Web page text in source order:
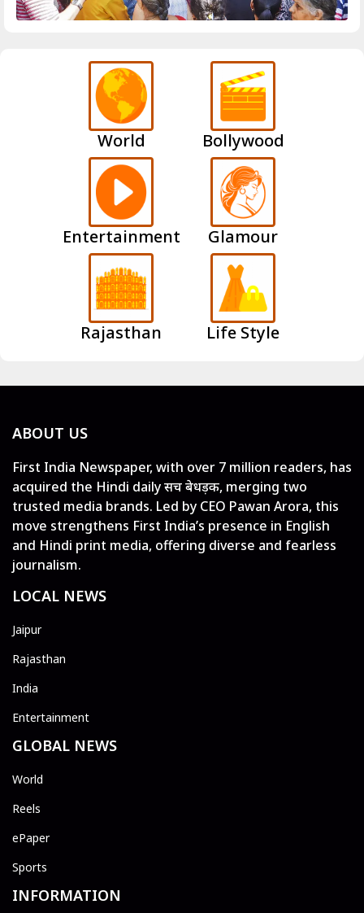
World Bollywood
Entertainment Glamour
Rajasthan Life Style
ABOUT US
First India Newspaper, with over 7 million readers, has
acquired the Hindi daily सच बेधड़क, merging two
trusted media brands. Led by CEO Pawan Arora, this
move strengthens First India’s presence in English
and Hindi print media, offering diverse and fearless
journalism.
LOCAL NEWS
Jaipur
Rajasthan
India
Entertainment
GLOBAL NEWS
World
Reels
ePaper
Sports
INFORMATION